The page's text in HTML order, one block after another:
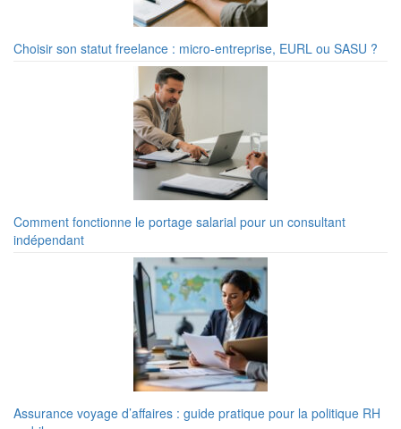
Choisir son statut freelance : micro-entreprise, EURL ou SASU ?
Comment fonctionne le portage salarial pour un consultant
indépendant
Assurance voyage d’affaires : guide pratique pour la politique RH